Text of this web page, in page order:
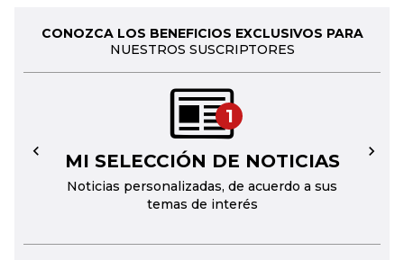
CONOZCA LOS BENEFICIOS EXCLUSIVOS PARA
NUESTROS SUSCRIPTORES
1
MI SELECCIÓN DE NOTICIAS
Noticias personalizadas, de acuerdo a sus
temas de interés
← →